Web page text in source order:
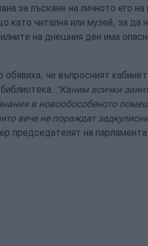
за лъскане на личното его на
като читалня или музей, за да
на днешния ден има
че въпросният
"Каним всички
в новообособеното
вече не пораждат задкулисни
председателят на